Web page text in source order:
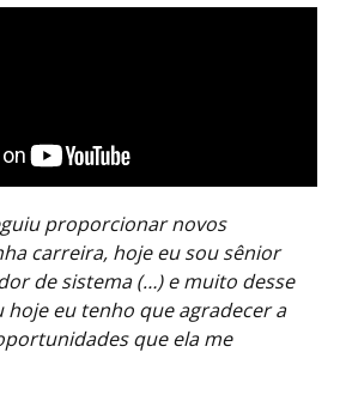
proporcionar novos
carreira, hoje eu sou sênior
de sistema (…) e muito desse
hoje eu tenho que agradecer a
que ela me